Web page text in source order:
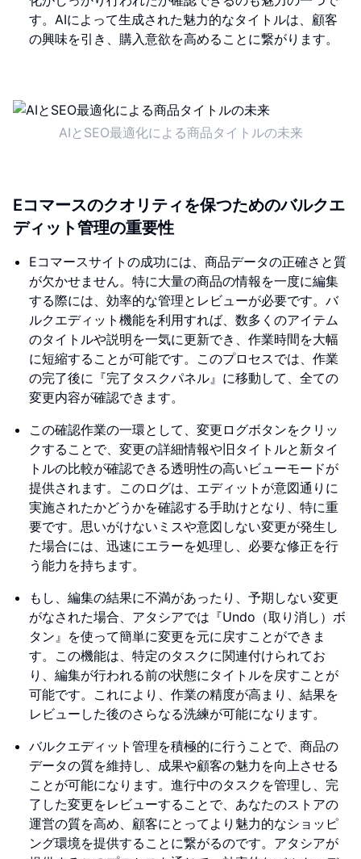
す。AIによって生成された魅力的なタイトルは、顧客
の興味を引き、購入意欲を高めることに繋がります。
AIとSEO最適化による商品タイトルの未来
Eコマースのクオリティを保つためのバルクエ
ディット管理の重要性
Eコマースサイトの成功には、商品データの正確さと質
が欠かせません。特に大量の商品の情報を一度に編集
する際には、効率的な管理とレビューが必要です。バ
ルクエディット機能を利用すれば、数多くのアイテム
のタイトルや説明を一気に更新でき、作業時間を大幅
に短縮することが可能です。このプロセスでは、作業
の完了後に『完了タスクパネル』に移動して、全ての
変更内容が確認できます。
この確認作業の一環として、変更ログボタンをクリッ
クすることで、変更の詳細情報や旧タイトルと新タイ
トルの比較が確認できる透明性の高いビューモードが
提供されます。このログは、エディットが意図通りに
実施されたかどうかを確認する手助けとなり、特に重
要です。思いがけないミスや意図しない変更が発生し
た場合には、迅速にエラーを処理し、必要な修正を行
う能力を持ちます。
もし、編集の結果に不満があったり、予期しない変更
がなされた場合、アタシアでは『Undo（取り消し）ボ
タン』を使って簡単に変更を元に戻すことができま
す。この機能は、特定のタスクに関連付けられてお
り、編集が行われる前の状態にタイトルを戻すことが
可能です。これにより、作業の精度が高まり、結果を
レビューした後のさらなる洗練が可能になります。
バルクエディット管理を積極的に行うことで、商品の
データの質を維持し、成果や顧客の魅力を向上させる
ことが可能になります。進行中のタスクを管理し、完
了した変更をレビューすることで、あなたのストアの
運営の質を高め、顧客にとってより魅力的なショッピ
ング環境を提供することに繋がるのです。アタシアが